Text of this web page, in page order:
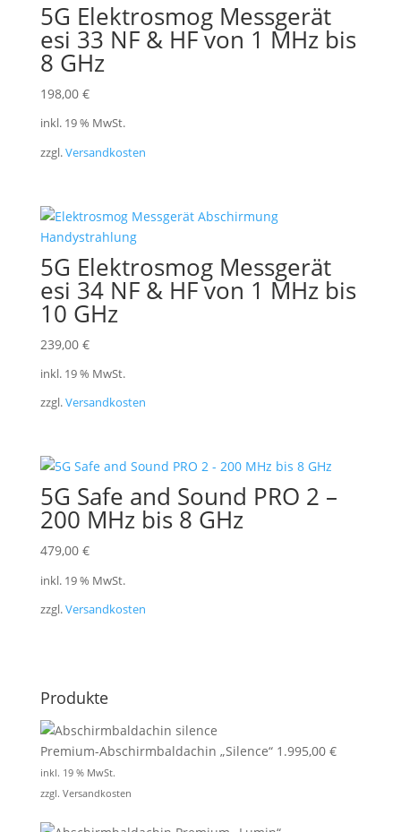
5G Elektrosmog Messgerät
esi 33 NF & HF von 1 MHz bis
8 GHz
198,00 €
inkl. 19 % MwSt.
zzgl.Versandkosten
5G Elektrosmog Messgerät
esi 34 NF & HF von 1 MHz bis
10 GHz
239,00 €
inkl. 19 % MwSt.
zzgl.Versandkosten
5G Safe and Sound PRO 2 –
200 MHz bis 8 GHz
479,00 €
inkl. 19 % MwSt.
zzgl.Versandkosten
Produkte
Premium-Abschirmbaldachin „Silence“ 1.995,00 €
inkl. 19 % MwSt.
zzgl. Versandkosten